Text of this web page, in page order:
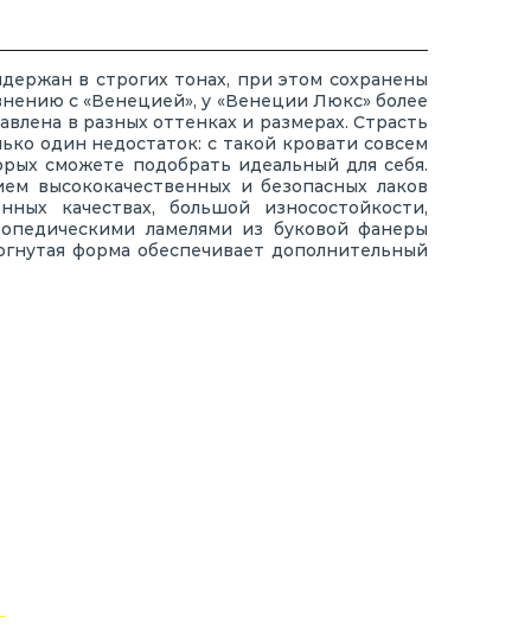
в строгих тонах, при этом сохранены
с «Венецией», у «Венеции Люкс» более
в разных оттенках и размерах. Страсть
один недостаток: с такой кровати совсем
сможете подобрать идеальный для себя.
высококачественных и безопасных лаков
качествах, большой износостойкости,
ламелями из буковой фанеры
форма обеспечивает дополнительный